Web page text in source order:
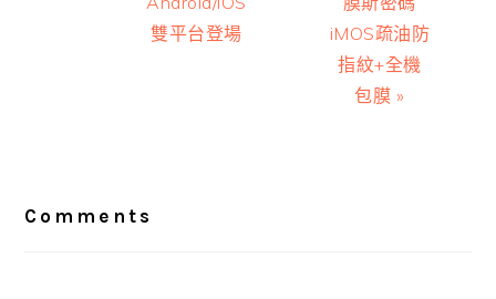
雙平台登場
iMOS疏油防
指紋+全機
包膜 »
Comments